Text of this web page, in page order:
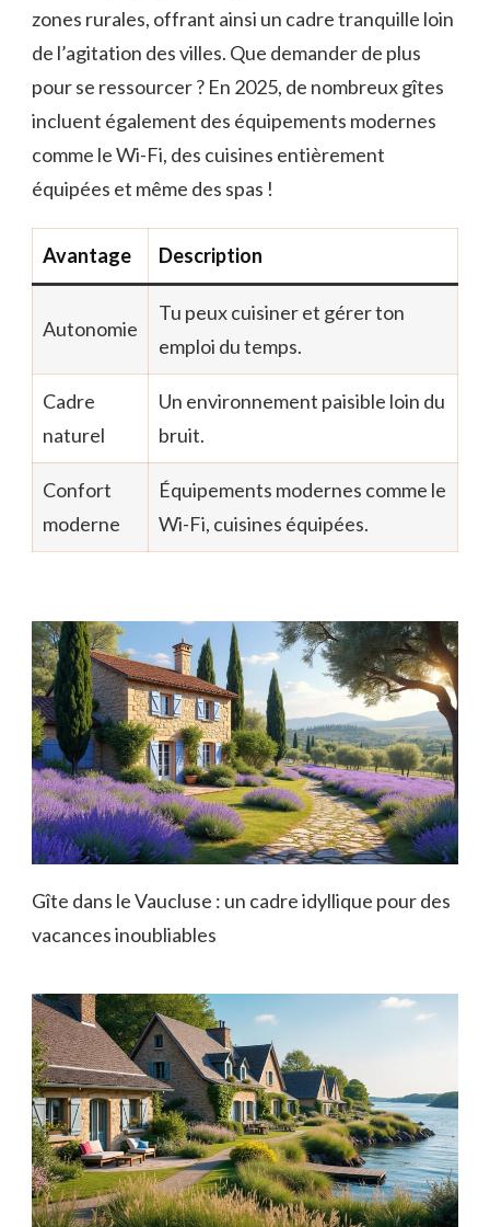
zones rurales, offrant ainsi un cadre tranquille loin
de l’agitation des villes. Que demander de plus
pour se ressourcer ? En 2025, de nombreux gîtes
incluent également des équipements modernes
comme le Wi-Fi, des cuisines entièrement
équipées et même des spas !
Avantage Description
Autonomie
Tu peux cuisiner et gérer ton
emploi du temps.
Cadre
naturel
Un environnement paisible loin du
bruit.
Confort
moderne
Équipements modernes comme le
Wi-Fi, cuisines équipées.
Gîte dans le Vaucluse : un cadre idyllique pour des
vacances inoubliables